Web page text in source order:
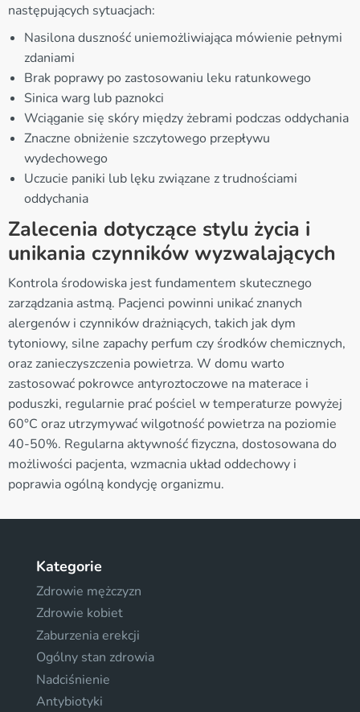
następujących sytuacjach:
Nasilona duszność uniemożliwiająca mówienie pełnymi
zdaniami
Brak poprawy po zastosowaniu leku ratunkowego
Sinica warg lub paznokci
Wciąganie się skóry między żebrami podczas oddychania
Znaczne obniżenie szczytowego przepływu
wydechowego
Uczucie paniki lub lęku związane z trudnościami
oddychania
Zalecenia dotyczące stylu życia i
unikania czynników wyzwalających
Kontrola środowiska jest fundamentem skutecznego
zarządzania astmą. Pacjenci powinni unikać znanych
alergenów i czynników drażniących, takich jak dym
tytoniowy, silne zapachy perfum czy środków chemicznych,
oraz zanieczyszczenia powietrza. W domu warto
zastosować pokrowce antyroztoczowe na materace i
poduszki, regularnie prać pościel w temperaturze powyżej
60°C oraz utrzymywać wilgotność powietrza na poziomie
40-50%. Regularna aktywność fizyczna, dostosowana do
możliwości pacjenta, wzmacnia układ oddechowy i
poprawia ogólną kondycję organizmu.
Kategorie
Zdrowie mężczyzn
Zdrowie kobiet
Zaburzenia erekcji
Ogólny stan zdrowia
Nadciśnienie
Antybiotyki